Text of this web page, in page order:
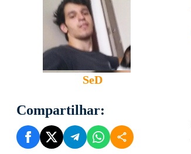
SeD
Compartilhar: